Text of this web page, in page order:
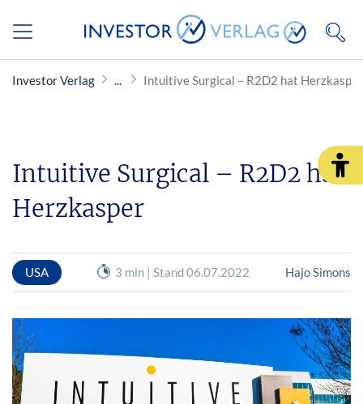
Investor Verlag Intuitive Surgical – R2D2 hat Herzkasper
Intuitive Surgical – R2D2 hat
Herzkasper
USA 3 min | Stand 06.07.2022 Hajo Simons